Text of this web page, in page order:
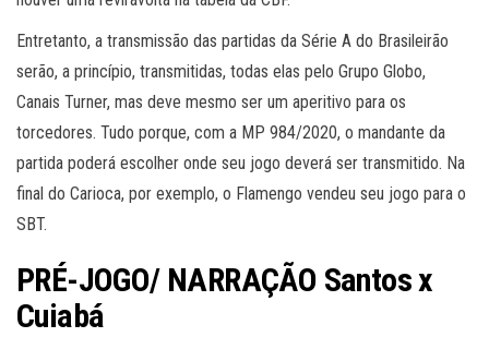
Entretanto, a transmissão das partidas da Série A do Brasileirão
serão, a princípio, transmitidas, todas elas pelo Grupo Globo,
Canais Turner, mas deve mesmo ser um aperitivo para os
torcedores. Tudo porque, com a MP 984/2020, o mandante da
partida poderá escolher onde seu jogo deverá ser transmitido. Na
final do Carioca, por exemplo, o Flamengo vendeu seu jogo para o
SBT.
PRÉ-JOGO/ NARRAÇÃO Santos x
Cuiabá